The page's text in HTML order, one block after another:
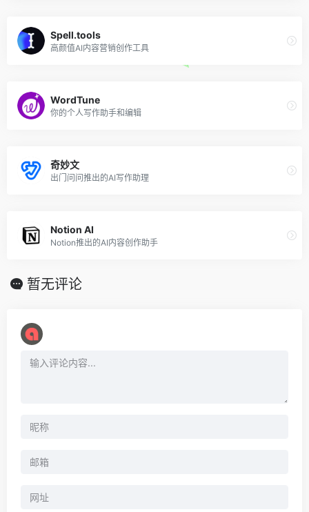
Spell.tools
高颜值AI内容营销创作工具
WordTune
你的个人写作助手和编辑
奇妙文
出门问问推出的AI写作助理
Notion AI
Notion推出的AI内容创作助手
暂无评论